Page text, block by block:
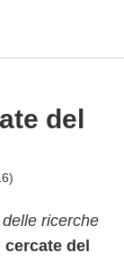
del
ricerche
del